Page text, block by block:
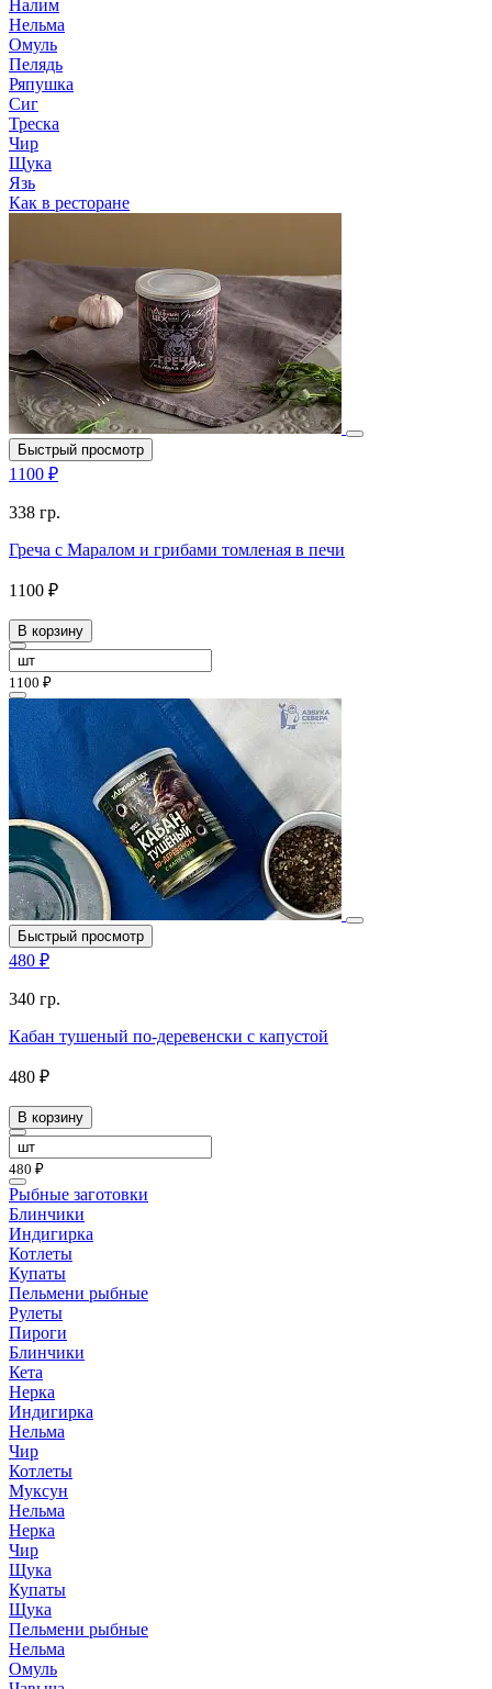
Налим
Нельма
Омуль
Пелядь
Ряпушка
Сиг
Треска
Чир
Щука
Язь
Как в ресторане
Быстрый просмотр
1100 ₽
338 гр.
Греча с Маралом и грибами томленая в печи
1100 ₽
В корзину
1100 ₽
Быстрый просмотр
480 ₽
340 гр.
Кабан тушеный по-деревенски с капустой
480 ₽
В корзину
480 ₽
Рыбные заготовки
Блинчики
Индигирка
Котлеты
Купаты
Пельмени рыбные
Рулеты
Пироги
Блинчики
Кета
Нерка
Индигирка
Нельма
Чир
Котлеты
Муксун
Нельма
Нерка
Чир
Щука
Купаты
Щука
Пельмени рыбные
Нельма
Омуль